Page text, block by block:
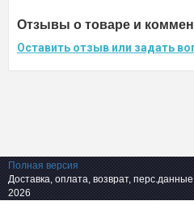
Отзывы о товаре и
Оставить отзыв или задать
Полная версия
Доставка, оплата, возврат, перс.данные
2026